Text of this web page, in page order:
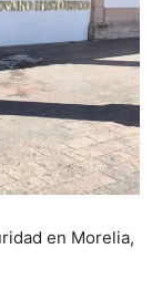
en Morelia,